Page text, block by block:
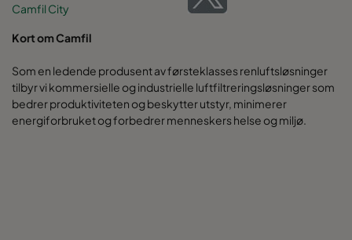
Camfil City
Kort om Camfil
Som en ledende produsent av førsteklasses renluftsløsninger
tilbyr vi kommersielle og industrielle luftfiltreringsløsninger som
bedrer produktiviteten og beskytter utstyr, minimerer
energiforbruket og forbedrer menneskers helse og miljø.